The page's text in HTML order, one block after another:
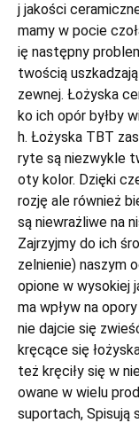
j jakości
mamy w pocie
ię następny
twością
zewnej. Łożyska
ko ich opór byłby
h. Łożyska TBT
ryte są niezwykle
oty kolor. Dzięki
rozję ale również
są niewrażliwe na
Zajrzyjmy do ich
zelnienie) naszym
opione w wysokiej
ma wpływ na
nie dajcie się
kręcące się
też kręciły się w
owane w wielu
suportach, Spisują